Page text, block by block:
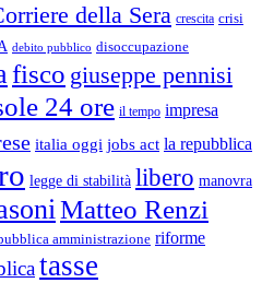
della Sera crescita crisi
debito pubblico disoccupazione
fisco giuseppe pennisi
24 ore il tempo impresa
italia oggi jobs act la repubblica
legge di stabilità libero manovra
Matteo Renzi
amministrazione riforme
tasse